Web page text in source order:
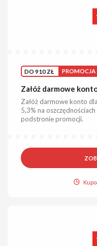
DO 910 ZŁ PROMOCJA
Załóż darmowe
Załóż darmowe konto
5,3% na
podstronie promocji.